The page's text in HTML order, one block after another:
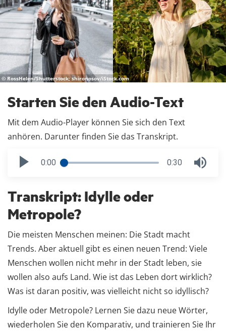
© RossHelen/Shutterstock; shironosov/iStock.com
Starten Sie den Audio-Text
Mit dem Audio-Player können Sie sich den Text
anhören. Darunter finden Sie das Transkript.
0:00 0:30
Transkript: Idylle oder
Metropole?
Die meisten Menschen meinen: Die Stadt macht
Trends. Aber aktuell gibt es einen neuen Trend: Viele
Menschen wollen nicht mehr in der Stadt leben, sie
wollen also aufs Land. Wie ist das Leben dort wirklich?
Was ist daran positiv, was vielleicht nicht so idyllisch?
Idylle oder Metropole? Lernen Sie dazu neue Wörter,
wiederholen Sie den Komparativ, und trainieren Sie Ihr